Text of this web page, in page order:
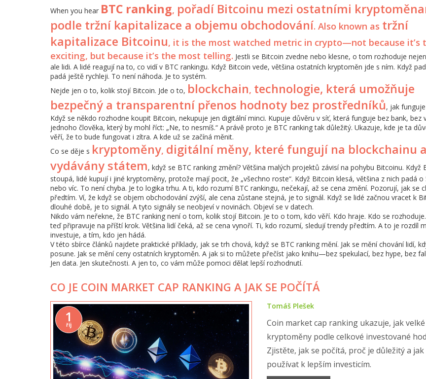
When you hear BTC ranking, pořadí Bitcoinu mezi ostatními
podle tržní kapitalizace a objemu obchodování. Also known as tržní
kapitalizace Bitcoinu, it is the most watched metric in crypto—not because it’s
exciting, but because it’s the most telling. Jestli se Bitcoin zvedne nebo klesne, o tom rozhoduje
ale lidi. A lidé reagují na to, co vidí v BTC rankingu. Když Bitcoin vede, většina ostatních kryptoměn jde s ním. Když
padá ještě rychleji. To není náhoda. Je to systém.
Nejde jen o to, kolik stojí Bitcoin. Jde o to, blockchain, technologie, která umožňuje
bezpečný a transparentní přenos hodnoty bez prostředníků, jak
Když se někdo rozhodne koupit Bitcoin, nekupuje jen digitální minci. Kupuje důvěru v síť, která funguje bez bank, bez
jednoho člověka, který by mohl říct: „Ne, to nesmíš.“ A právě proto je BTC ranking tak důležitý. Ukazuje, kde je ta
věří, že to bude fungovat i zítra. A kde už se začíná měnit.
Co se děje s kryptoměny, digitální měny, které fungují na blockchainu
vydávány státem, když se BTC ranking změní? Většina malých projektů závisí na pohybu Bitcoinu. Když
stoupá, lidé kupují i jiné kryptoměny, protože mají pocit, že „všechno roste“. Když Bitcoin klesá, většina z nich padá o
nebo víc. To není chyba. Je to logika trhu. A ti, kdo rozumí BTC rankingu, nečekají, až se cena změní. Pozorují, jak se
předtím. Ví, že když se objem obchodování zvýší, ale cena zůstane stejná, je to signál. Když se lidé začnou vracet k
dlouhé době, je to signál. A tyto signály se neobjeví v novinách. Objeví se v datech.
Nikdo vám neřekne, že BTC ranking není o tom, kolik stojí Bitcoin. Je to o tom, kdo věří. Kdo hraje. Kdo se
teď připravuje na příští krok. Většina lidí čeká, až se cena vynoří. Ti, kdo rozumí, sledují trendy předtím. A to je rozdíl
investuje, a tím, kdo jen hádá.
V této sbírce článků najdete praktické příklady, jak se trh chová, když se BTC ranking mění. Jak se mění chování lidí,
posune. Jak se mění ceny ostatních kryptoměn. A jak si to můžete přečíst jako knihu—bez spekulací, bez hype, bez
Jen data. Jen skutečnosti. A jen to, co vám může pomoci dělat lepší rozhodnutí.
CO JE COIN MARKET CAP RANKING A JAK SE POČÍTÁ
1
říj
Tomáš Plešek
Coin market cap ranking ukazuje, jak
kryptoměny podle celkové investované
Zjistěte, jak se počítá, proč je důležitý a jak
používat k lepším investicím.